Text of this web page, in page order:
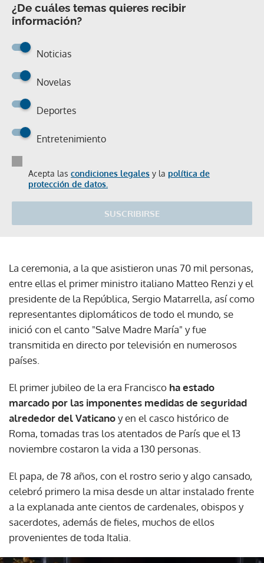
¿De cuáles temas quieres recibir
información?
Noticias
Novelas
Deportes
Entretenimiento
Acepta las condiciones legales y la política de
protección de datos.
SUSCRIBIRSE
La ceremonia, a la que asistieron unas 70 mil personas,
entre ellas el primer ministro italiano Matteo Renzi y el
presidente de la República, Sergio Matarrella, así como
representantes diplomáticos de todo el mundo, se
inició con el canto "Salve Madre María" y fue
transmitida en directo por televisión en numerosos
países.
El primer jubileo de la era Francisco ha estado
marcado por las imponentes medidas de seguridad
alrededor del Vaticanoy en el casco histórico de
Roma, tomadas tras los atentados de París que el 13
noviembre costaron la vida a 130 personas.
El papa, de 78 años, con el rostro serio y algo cansado,
celebró primero la misa desde un altar instalado frente
a la explanada ante cientos de cardenales, obispos y
sacerdotes, además de fieles, muchos de ellos
provenientes de toda Italia.